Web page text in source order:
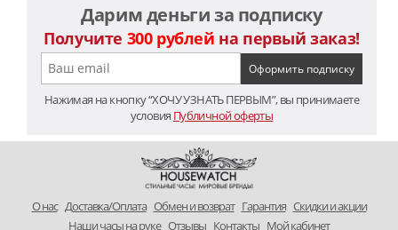
Дарим деньги за подписку
Получите 300 рублей на первый заказ!
Нажимая на кнопку “ХОЧУ УЗНАТЬ ПЕРВЫМ”, вы принимаете
условия Публичной оферты
O нас Доставка/Оплата Обмен и возврат Гарантия Скидки и акции
Наши часы на руке Отзывы Контакты Мой кабинет